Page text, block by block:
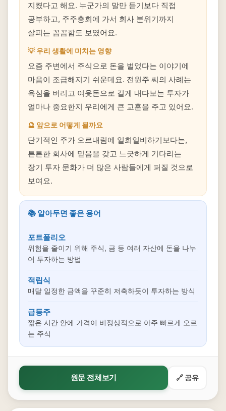
지켰다고 해요. 누군가의 말만 듣기보다 직접
공부하고, 주주총회에 가서 회사 분위기까지
살피는 꼼꼼함도 보였어요.
💡 우리 생활에 미치는 영향
요즘 주변에서 주식으로 돈을 벌었다는 이야기에
마음이 조급해지기 쉬운데요. 전원주 씨의 사례는
욕심을 버리고 여윳돈으로 길게 내다보는 투자가
얼마나 중요한지 우리에게 큰 교훈을 주고 있어요.
🔮 앞으로 어떻게 될까요
단기적인 주가 오르내림에 일희일비하기보다는,
튼튼한 회사에 믿음을 갖고 느긋하게 기다리는
장기 투자 문화가 더 많은 사람들에게 퍼질 것으로
보여요.
📚 알아두면 좋은 용어
포트폴리오
위험을 줄이기 위해 주식, 금 등 여러 자산에 돈을 나누
어 투자하는 방법
적립식
매달 일정한 금액을 꾸준히 저축하듯이 투자하는 방식
급등주
짧은 시간 안에 가격이 비정상적으로 아주 빠르게 오르
는 주식
원문 전체보기 🔗 공유